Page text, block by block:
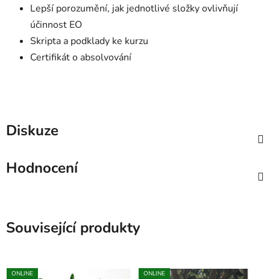
Lepší porozumění, jak jednotlivé složky ovlivňují
účinnost EO
Skripta a podklady ke kurzu
Certifikát o absolvování
Diskuze
Hodnocení
Související produkty
ONLINE ONLINE